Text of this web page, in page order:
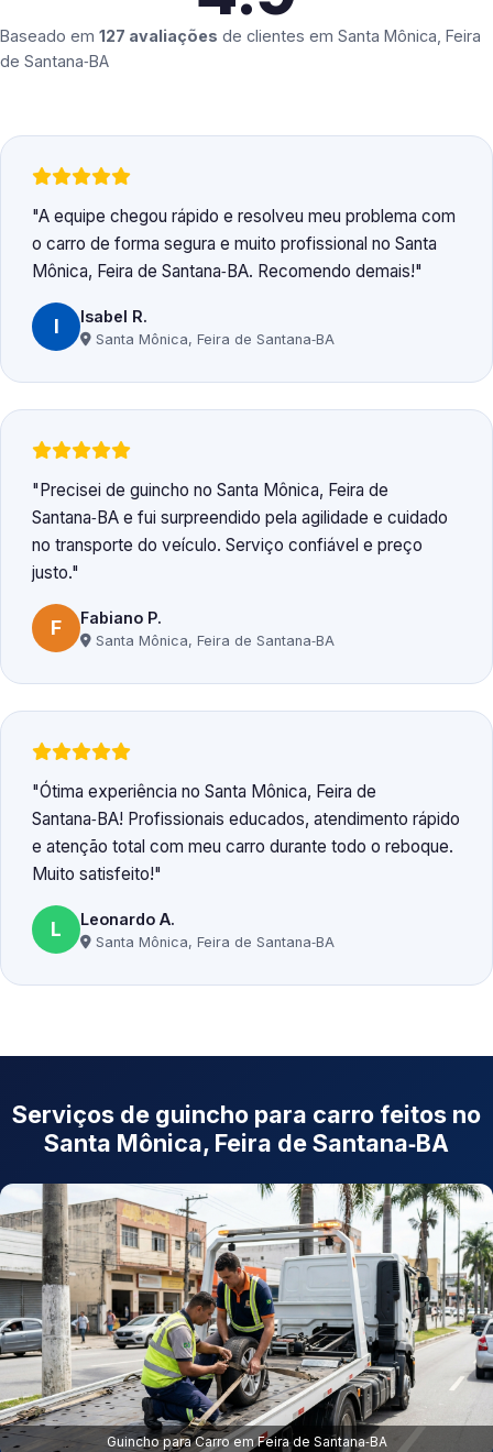
Baseado em 127 avaliações de clientes em Santa Mônica, Feira
de Santana‑BA
A equipe chegou rápido e resolveu meu problema com
o carro de forma segura e muito profissional no Santa
Mônica, Feira de Santana‑BA. Recomendo demais!
I Isabel R.
Santa Mônica, Feira de Santana‑BA
Precisei de guincho no Santa Mônica, Feira de
Santana‑BA e fui surpreendido pela agilidade e cuidado
no transporte do veículo. Serviço confiável e preço
justo.
F Fabiano P.
Santa Mônica, Feira de Santana‑BA
Ótima experiência no Santa Mônica, Feira de
Santana‑BA! Profissionais educados, atendimento rápido
e atenção total com meu carro durante todo o reboque.
Muito satisfeito!
L Leonardo A.
Santa Mônica, Feira de Santana‑BA
Serviços de guincho para carro feitos no
Santa Mônica, Feira de Santana‑BA
Guincho para Carro em Feira de Santana‑BA